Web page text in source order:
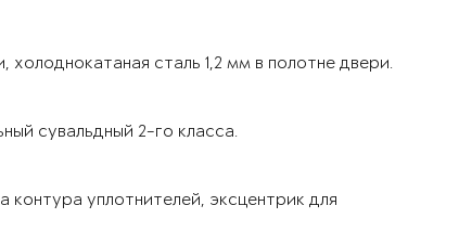
сталь 1,2 мм в полотне двери.
сувальдный 2-го класса.
уплотнителей, эксцентрик для